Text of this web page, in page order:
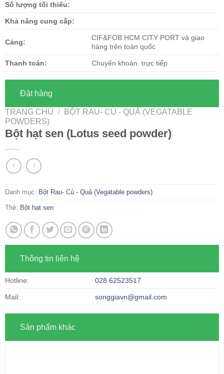
Số lượng tối thiểu:
Khả năng cung cấp:
Cảng:
CIF&FOB HCM CITY PORT và giao
hàng trên toàn quốc
Thanh toán: Chuyển khoản. trực tiếp
Đặt hàng
TRANG CHỦ /
BỘT RAU- CỦ - QUẢ (VEGATABLE
POWDERS)
Bột hạt sen (Lotus seed powder)
Danh mục: Bột Rau- Củ - Quả (Vegatable powders)
Thẻ: Bột hạt sen
Thông tin liên hệ
Hotline: 028.62523517
Mail: songgiavn@gmail.com
Sản phẩm khác